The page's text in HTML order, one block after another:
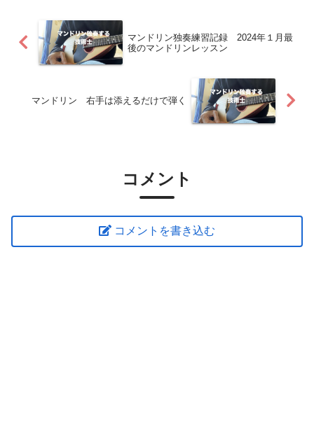
マンドリン独奏練習記録 2024年１月最
後のマンドリンレッスン
マンドリン 右手は添えるだけで弾く
コメント
コメントを書き込む